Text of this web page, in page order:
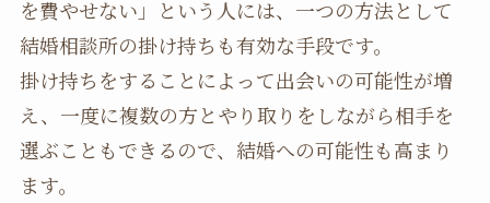
を費やせない」という人には、一つの方法として
結婚相談所の掛け持ちも有効な手段です。
掛け持ちをすることによって出会いの可能性が増
え、一度に複数の方とやり取りをしながら相手を
選ぶこともできるので、結婚への可能性も高まり
ます。